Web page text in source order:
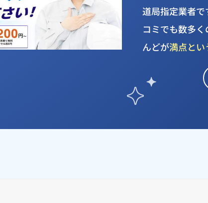
道局指定業者
コミでも数多
んどが満点とい